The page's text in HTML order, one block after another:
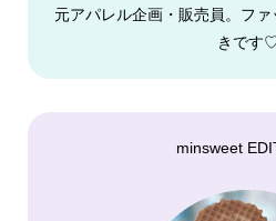
元アパレル企画・販売員。フ
きです
minsweet